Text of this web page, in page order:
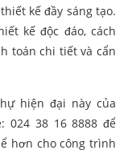
kế đầy sáng tạo.
kế độc đáo, cách
toán chi tiết và cẩn
hiện đại này của
024 38 16 8888 để
hơn cho công trình